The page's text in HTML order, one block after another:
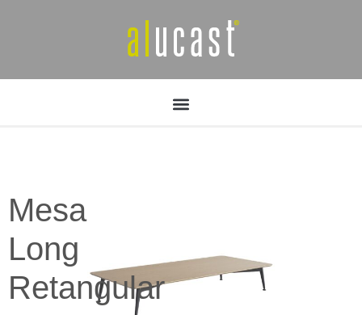
Mesa
Long
Retangular